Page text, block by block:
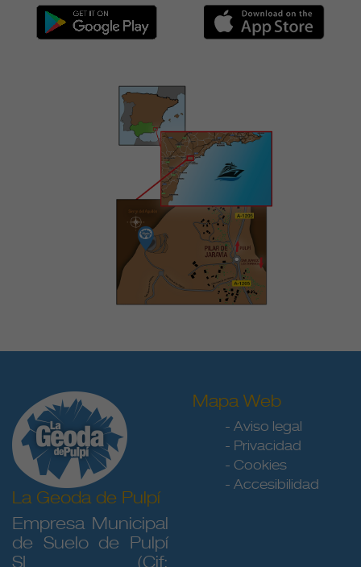
La Geoda de Pulpí
Empresa Municipal
de Suelo de Pulpí
SL (Cif:
Mapa Web
- Aviso legal
- Privacidad
- Cookies
- Accesibilidad